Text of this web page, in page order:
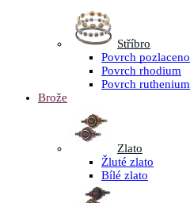
Stříbro
Povrch pozlaceno
Povrch rhodium
Povrch ruthenium
Brože
Zlato
Žluté zlato
Bílé zlato